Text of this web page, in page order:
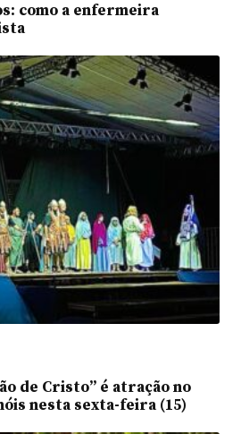
como a enfermeira
de Cristo” é atração no
nesta sexta-feira (15)